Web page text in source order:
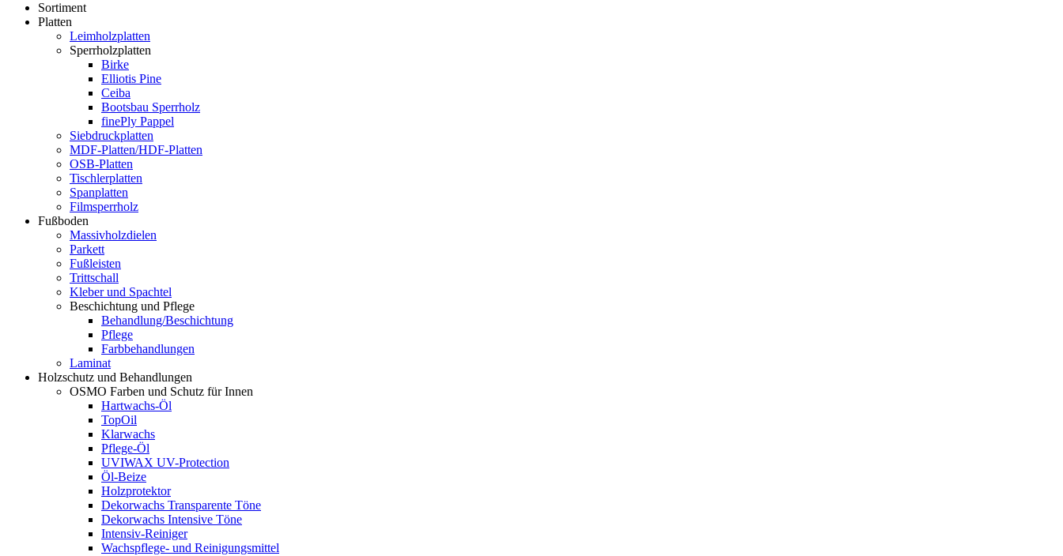
Sortiment
Platten
Leimholzplatten
Sperrholzplatten
Birke
Elliotis Pine
Ceiba
Bootsbau Sperrholz
finePly Pappel
Siebdruckplatten
MDF-Platten/HDF-Platten
OSB-Platten
Tischlerplatten
Spanplatten
Filmsperrholz
Fußboden
Massivholzdielen
Parkett
Fußleisten
Trittschall
Kleber und Spachtel
Beschichtung und Pflege
Behandlung/Beschichtung
Pflege
Farbbehandlungen
Laminat
Holzschutz und Behandlungen
OSMO Farben und Schutz für Innen
Hartwachs-Öl
TopOil
Klarwachs
Pflege-Öl
UVIWAX UV-Protection
Öl-Beize
Holzprotektor
Dekorwachs Transparente Töne
Dekorwachs Intensive Töne
Intensiv-Reiniger
Wachspflege- und Reinigungsmittel